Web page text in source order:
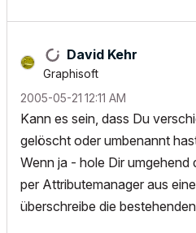
David Kehr
Graphisoft
‎2005-05-21 12:11 AM
Kann es sein, dass Du
gelöscht oder umbenannt
Wenn ja - hole Dir umgehend
per Attributemanager aus
überschreibe die